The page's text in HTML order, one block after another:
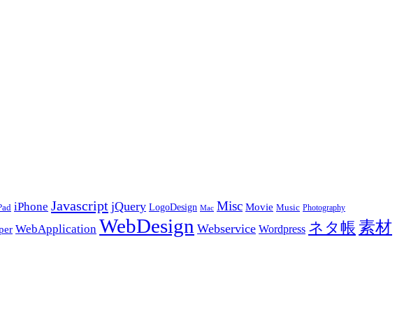
iPhone Javascript jQuery LogoDesign Mac Misc Movie Music Photography
WebApplication WebDesign Webservice Wordpress ネタ帳 素材